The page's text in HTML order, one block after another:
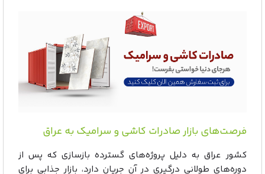
فرصت‌های بازار صادرات کاشی و سرامیک به عراق
کشور عراق به دلیل پروژه‌های گسترده بازسازی که پس از
دوره‌های طولانی درگیری در آن جریان دارد، بازار جذابی برای